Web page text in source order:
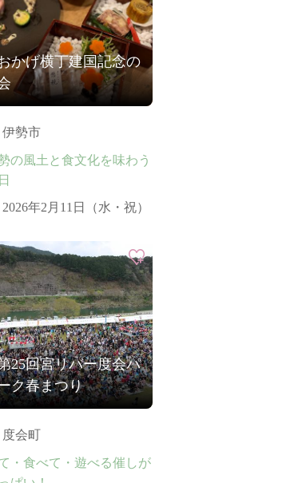
かげ横丁建国記念の
伊勢市
の風土と食文化を味わう
2026年2月11日（水・祝）
25回宮リバー度会パ
ク春まつり
度会町
・食べて・遊べる催しが